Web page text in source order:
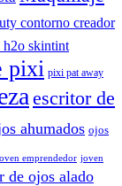
contorno creador
skintint
pixi pixi pat away
escritor de
ahumados ojos
emprendedor joven
de ojos alado